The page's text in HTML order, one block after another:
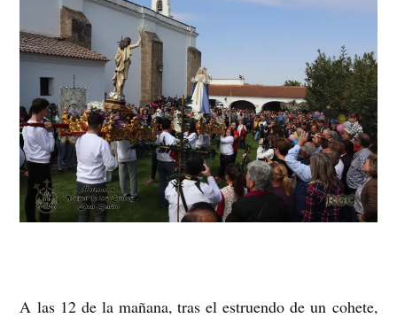
A las 12 de la mañana, tras el estruendo de un cohete,